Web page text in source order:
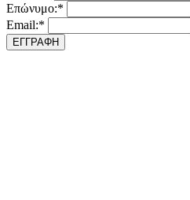
Επώνυμο:*
Email:*
ΕΓΓΡΑΦΗ